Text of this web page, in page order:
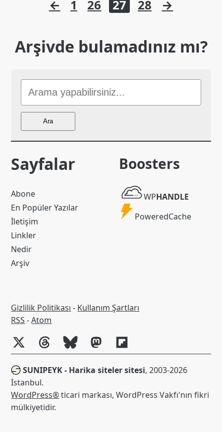
← 1 26 27 28 →
Arşivde bulamadınız mı?
Sitede
Ara
Ara
Sayfalar
Abone
En Popüler Yazılar
İletişim
Linkler
Nedir
Arşiv
Boosters
WP
Handle
WPHANDLE
Powered
PoweredCache
Gizlilik Politikası - Kullanım Şartları
RSS
RSS -Atom
SUNIPEYK - Harika siteler sitesi, 2003-2026
İstanbul.
WordPress®ticari markası, WordPress Vakfı'nın fikri
mülkiyetidir.